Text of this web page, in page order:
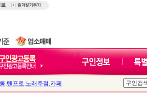
,텐프로,노래주점 ,카페